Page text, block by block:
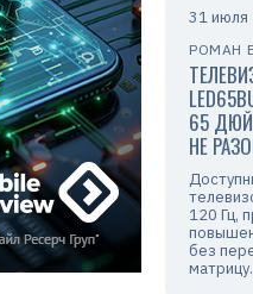
31 июля
РОМАН
65
НЕ
120 Гц,
без
матрицу.